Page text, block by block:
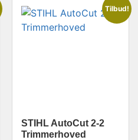
Tilbud!
STIHL AutoCut 2-2
Trimmerhoved